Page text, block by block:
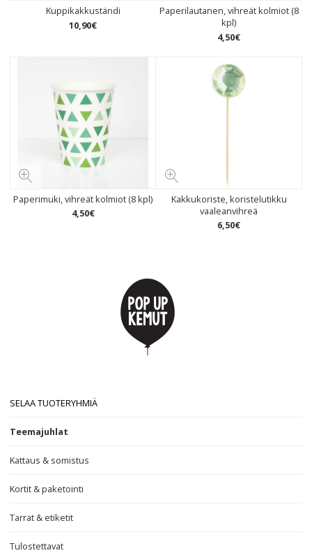
Kuppikakkuständi
10,90€
Paperilautanen, vihreät kolmiot (8
kpl)
4,50€
Paperimuki, vihreät kolmiot (8 kpl)
4,50€
Kakkukoriste, koristelutikku
vaaleanvihreä
6,50€
SELAA TUOTERYHMIÄ
Teemajuhlat
Kattaus & somistus
Kortit & paketointi
Tarrat & etiketit
Tulostettavat